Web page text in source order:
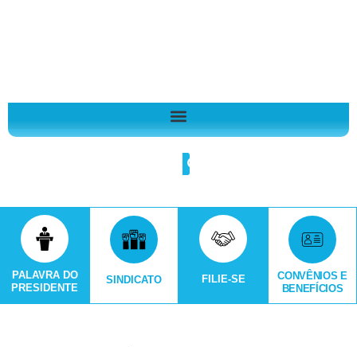
Search
PALAVRA DO
PRESIDENTE
SINDICATO FILIE-SE
CONVÊNIOS E
BENEFÍCIOS
o